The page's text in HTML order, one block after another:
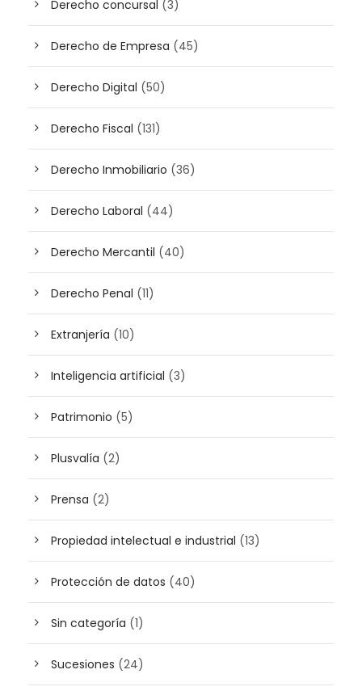
Derecho concursal (3)
Derecho de Empresa (45)
Derecho Digital (50)
Derecho Fiscal (131)
Derecho Inmobiliario (36)
Derecho Laboral (44)
Derecho Mercantil (40)
Derecho Penal (11)
Extranjería (10)
Inteligencia artificial (3)
Patrimonio (5)
Plusvalía (2)
Prensa (2)
Propiedad intelectual e industrial (13)
Protección de datos (40)
Sin categoría (1)
Sucesiones (24)